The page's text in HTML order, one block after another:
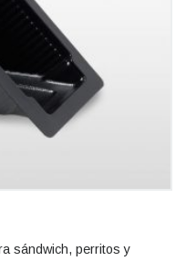
sándwich, perritos y